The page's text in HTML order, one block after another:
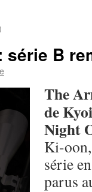
série B
The
de
Night
Ki-
série
parus